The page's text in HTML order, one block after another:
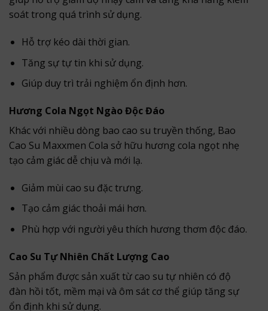
soát trong quá trình sử dụng.
Hỗ trợ kéo dài thời gian.
Tăng sự tự tin khi sử dụng.
Giúp duy trì trải nghiệm ổn định hơn.
Hương Cola Ngọt Ngào Độc Đáo
Khác với nhiều dòng bao cao su truyền thống, Bao
Cao Su Maxxmen Cola sở hữu hương cola ngọt nhẹ
tạo cảm giác dễ chịu và mới lạ.
Giảm mùi cao su đặc trưng.
Tạo cảm giác thoải mái hơn.
Phù hợp với người yêu thích hương thơm độc đáo.
Cao Su Tự Nhiên Chất Lượng Cao
Sản phẩm được sản xuất từ cao su tự nhiên có độ
đàn hồi tốt, mềm mại và ôm sát cơ thể giúp tăng sự
ổn định khi sử dụng.